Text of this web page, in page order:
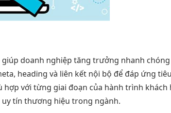
doanh nghiệp tăng trưởng nhanh
heading và liên kết nội bộ để đáp ứng
với từng giai đoạn của hành trình
uy tín thương hiệu trong ngành.